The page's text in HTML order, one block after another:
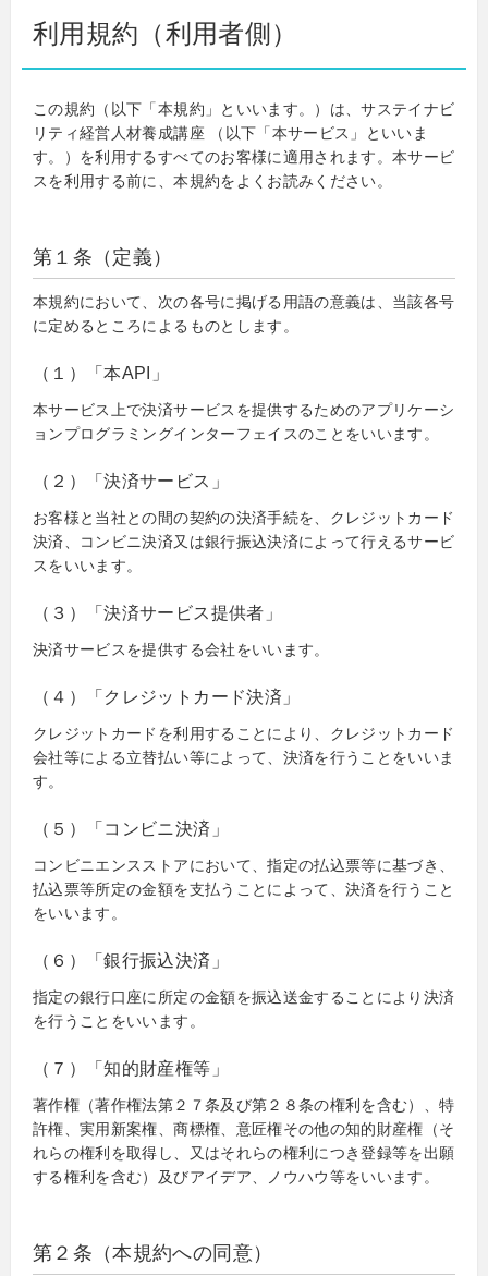
利用規約（利用者側）
この規約（以下「本規約」といいます。）は、サステイナビ
リティ経営人材養成講座 （以下「本サービス」といいま
す。）を利用するすべてのお客様に適用されます。本サービ
スを利用する前に、本規約をよくお読みください。
第１条（定義）
本規約において、次の各号に掲げる用語の意義は、当該各号
に定めるところによるものとします。
（１）「本API」
本サービス上で決済サービスを提供するためのアプリケーシ
ョンプログラミングインターフェイスのことをいいます。
（２）「決済サービス」
お客様と当社との間の契約の決済手続を、クレジットカード
決済、コンビニ決済又は銀行振込決済によって行えるサービ
スをいいます。
（３）「決済サービス提供者」
決済サービスを提供する会社をいいます。
（４）「クレジットカード決済」
クレジットカードを利用することにより、クレジットカード
会社等による立替払い等によって、決済を行うことをいいま
す。
（５）「コンビニ決済」
コンビニエンスストアにおいて、指定の払込票等に基づき、
払込票等所定の金額を支払うことによって、決済を行うこと
をいいます。
（６）「銀行振込決済」
指定の銀行口座に所定の金額を振込送金することにより決済
を行うことをいいます。
（７）「知的財産権等」
著作権（著作権法第２７条及び第２８条の権利を含む）、特
許権、実用新案権、商標権、意匠権その他の知的財産権（そ
れらの権利を取得し、又はそれらの権利につき登録等を出願
する権利を含む）及びアイデア、ノウハウ等をいいます。
第２条（本規約への同意）